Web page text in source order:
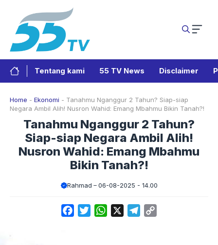
Tentang kami 55 TV News Disclaimer
Home - Ekonomi - Tanahmu Nganggur 2 Tahun? Siap-siap
Negara Ambil Alih! Nusron Wahid: Emang Mbahmu Bikin Tanah?!
Tanahmu Nganggur 2 Tahun?
Siap-siap Negara Ambil Alih!
Nusron Wahid: Emang Mbahmu
Bikin Tanah?!
Rahmad 06-08-2025 - 14.00
FacebookTwitterWhatsApp Telegram